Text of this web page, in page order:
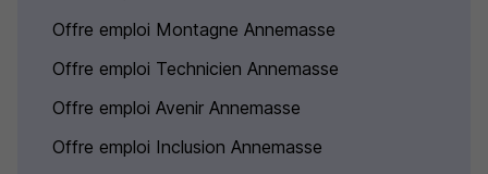
Offre emploi Montagne Annemasse
Offre emploi Technicien Annemasse
Offre emploi Avenir Annemasse
Offre emploi Inclusion Annemasse